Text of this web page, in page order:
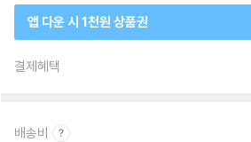
앱 다운 시 1천원 상품권
결제혜택
배송비